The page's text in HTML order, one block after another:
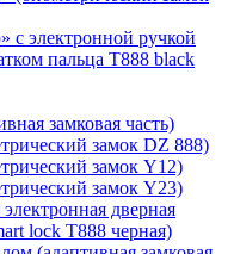
с электронной ручкой
пальца T888 black
замковая часть)
замок DZ 888)
замок Y12)
замок Y23)
дверная
lock T888 черная)